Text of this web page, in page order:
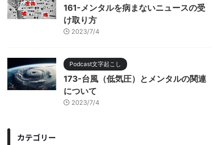
161-メンタルを病まないニュースの受
け取り方
2023/7/4
Podcast文字起こし
173-台風（低気圧）とメンタルの関連
について
2023/7/4
カテゴリー